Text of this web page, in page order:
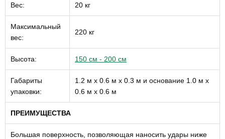
Вес: 20 кг
Максимальный
вес:
220 кг
Высота: 150 см - 200 см
Габариты
упаковки:
1.2 м х 0.6 м х 0.3 м и основание 1.0 м х
0.6 м х 0.6 м
ПРЕИМУЩЕСТВА
Большая поверхность, позволяющая наносить удары ниже